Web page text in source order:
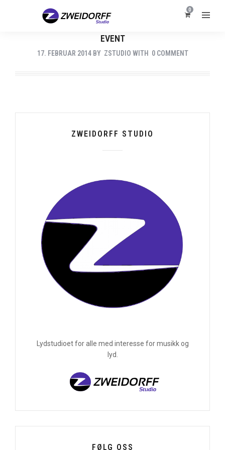
0
EVENT
17. FEBRUAR 2014 BY ZSTUDIO WITH 0 COMMENT
ZWEIDORFF STUDIO
Lydstudioet for alle med interesse for musikk og
lyd.
FØLG OSS